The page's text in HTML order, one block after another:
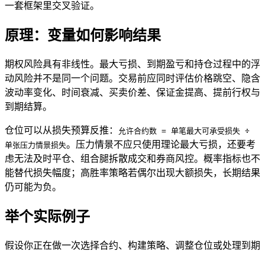
一套框架里交叉验证。
原理：变量如何影响结果
期权风险具有非线性。最大亏损、到期盈亏和持仓过程中的浮
动风险并不是同一个问题。交易前应同时评估价格跳空、隐含
波动率变化、时间衰减、买卖价差、保证金提高、提前行权与
到期结算。
仓位可以从损失预算反推：
允许合约数 = 单笔最大可承受损失 ÷
单张压力情景损失。压力情景不应只使用理论最大亏损，还要考
虑无法及时平仓、组合腿拆散成交和券商风控。概率指标也不
能替代损失幅度；高胜率策略若偶尔出现大额损失，长期结果
仍可能为负。
举个实际例子
假设你正在做一次选择合约、构建策略、调整仓位或处理到期